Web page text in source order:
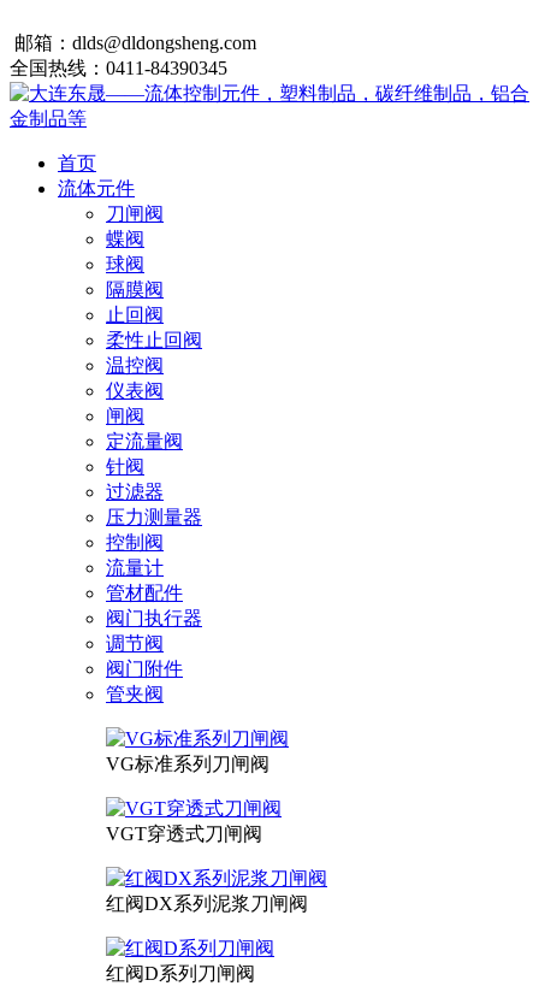
邮箱：dlds@dldongsheng.com
全国热线：0411-84390345
首页
流体元件
刀闸阀
蝶阀
球阀
隔膜阀
止回阀
柔性止回阀
温控阀
仪表阀
闸阀
定流量阀
针阀
过滤器
压力测量器
控制阀
流量计
管材配件
阀门执行器
调节阀
阀门附件
管夹阀
VG标准系列刀闸阀
VGT穿透式刀闸阀
红阀DX系列泥浆刀闸阀
红阀D系列刀闸阀